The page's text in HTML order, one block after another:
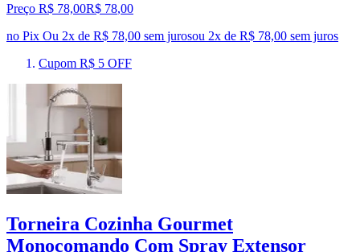
Preço R$ 78,00R$ 78,00
no Pix Ou 2x de R$ 78,00 sem jurosou 2x de R$ 78,00 sem juros
Cupom R$ 5 OFF
Torneira Cozinha Gourmet
Monocomando Com Spray Extensor